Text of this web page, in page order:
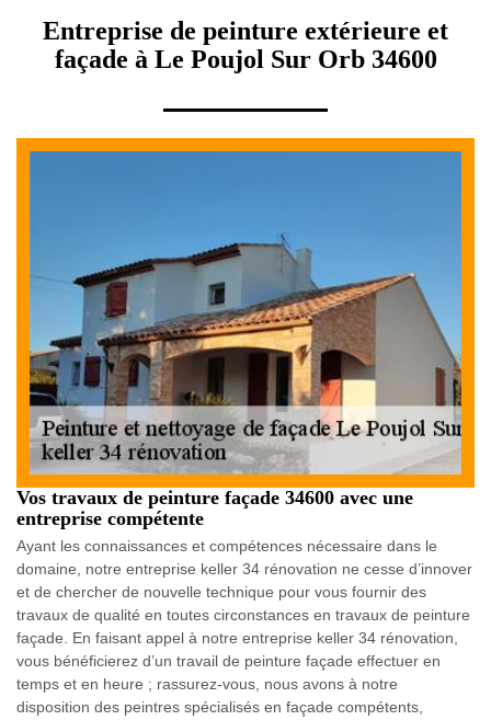
Entreprise de peinture extérieure et
façade à Le Poujol Sur Orb 34600
Vos travaux de peinture façade 34600 avec une
entreprise compétente
Ayant les connaissances et compétences nécessaire dans le
domaine, notre entreprise keller 34 rénovation ne cesse d’innover
et de chercher de nouvelle technique pour vous fournir des
travaux de qualité en toutes circonstances en travaux de peinture
façade. En faisant appel à notre entreprise keller 34 rénovation,
vous bénéficierez d’un travail de peinture façade effectuer en
temps et en heure ; rassurez-vous, nous avons à notre
disposition des peintres spécialisés en façade compétents,